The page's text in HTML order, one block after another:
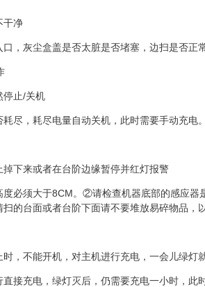
干净
，灰尘盒盖是否太脏是否堵塞，边扫是否正
停止/关机
尽，耗尽电量自动关机，此时需要手动充
下来或者在台阶边缘暂停并红灯报警
必须大于8CM。②请检查机器底部的感应器
的台面或者台阶下面请不要堆放易碎物品，
，不能开机，对主机进行充电，一会儿绿灯
接充电，绿灯灭后，仍需要充电一小时，